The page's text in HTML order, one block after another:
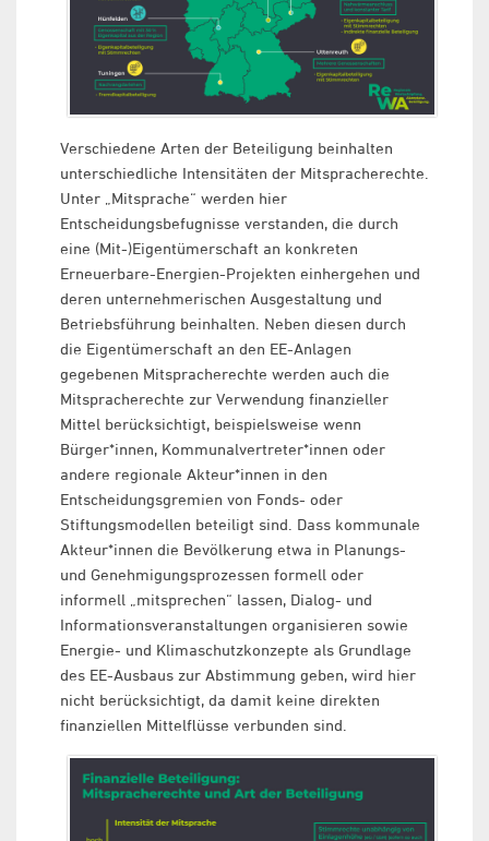
Verschiedene Arten der Beteiligung beinhalten
unterschiedliche Intensitäten der Mitspracherechte.
Unter „Mitsprache“ werden hier
Entscheidungsbefugnisse verstanden, die durch
eine (Mit-)Eigentümerschaft an konkreten
Erneuerbare-Energien-Projekten einhergehen und
deren unternehmerischen Ausgestaltung und
Betriebsführung beinhalten. Neben diesen durch
die Eigentümerschaft an den EE-Anlagen
gegebenen Mitspracherechte werden auch die
Mitspracherechte zur Verwendung finanzieller
Mittel berücksichtigt, beispielsweise wenn
Bürger*innen, Kommunalvertreter*innen oder
andere regionale Akteur*innen in den
Entscheidungsgremien von Fonds- oder
Stiftungsmodellen beteiligt sind. Dass kommunale
Akteur*innen die Bevölkerung etwa in Planungs-
und Genehmigungsprozessen formell oder
informell „mitsprechen“ lassen, Dialog- und
Informationsveranstaltungen organisieren sowie
Energie- und Klimaschutzkonzepte als Grundlage
des EE-Ausbaus zur Abstimmung geben, wird hier
nicht berücksichtigt, da damit keine direkten
finanziellen Mittelflüsse verbunden sind.